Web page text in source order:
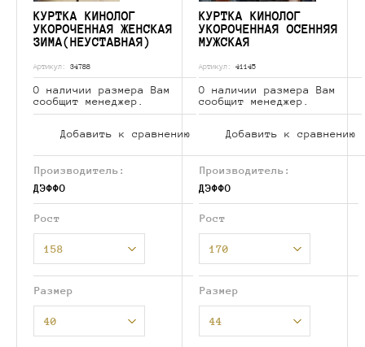
КУРТКА КИНОЛОГ
УКОРОЧЕННАЯ ЖЕНСКАЯ
ЗИМА(НЕУСТАВНАЯ)
Артикул: 34788
О наличии размера Вам
сообщит менеджер.
Добавить к сравнению
Производитель:
ДЭФФО
Рост
158
Размер
40
КУРТКА КИНОЛОГ
УКОРОЧЕННАЯ ОСЕННЯЯ
МУЖСКАЯ
Артикул: 41145
О наличии размера Вам
сообщит менеджер.
Добавить к сравнению
Производитель:
ДЭФФО
Рост
170
Размер
44